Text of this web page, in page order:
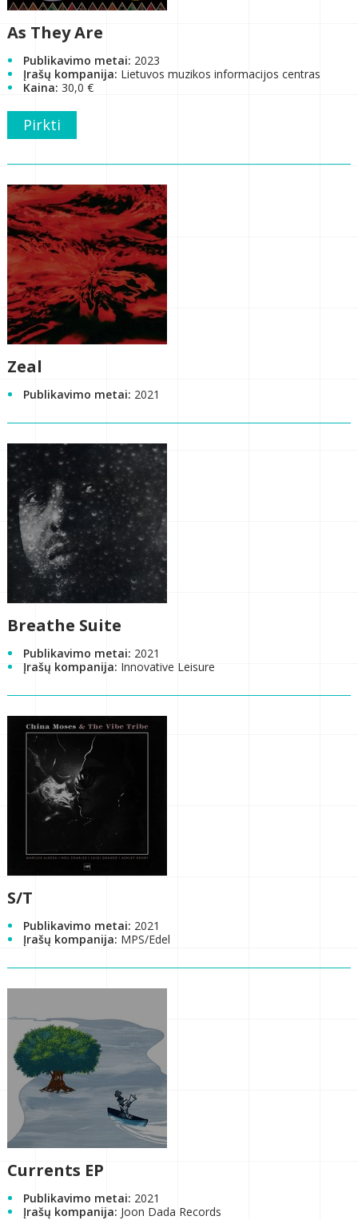
As They Are
Publikavimo metai: 2023
Įrašų kompanija: Lietuvos muzikos informacijos centras
Kaina: 30,0 €
Pirkti
Zeal
Publikavimo metai: 2021
Breathe Suite
Publikavimo metai: 2021
Įrašų kompanija: Innovative Leisure
S/T
Publikavimo metai: 2021
Įrašų kompanija: MPS/Edel
Currents EP
Publikavimo metai: 2021
Įrašų kompanija: Joon Dada Records